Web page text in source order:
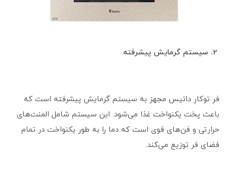
فر توکار داتیس مجهز به سیستم گرمایش پیشرفته است که
باعث پخت یکنواخت غذا می‌شود. این سیستم شامل المنت‌های
حرارتی و فن‌های قوی است که دما را به طور یکنواخت در تمام
فضای فر توزیع می‌کند.